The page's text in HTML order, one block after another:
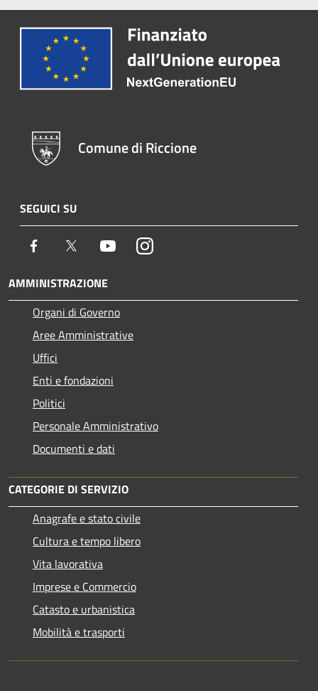
Comune di Riccione
SEGUICI SU
Facebook Twitter YoutubeInstagram
AMMINISTRAZIONE
Organi di Governo
Aree Amministrative
Uffici
Enti e fondazioni
Politici
Personale Amministrativo
Documenti e dati
CATEGORIE DI SERVIZIO
Anagrafe e stato civile
Cultura e tempo libero
Vita lavorativa
Imprese e Commercio
Catasto e urbanistica
Mobilità e trasporti